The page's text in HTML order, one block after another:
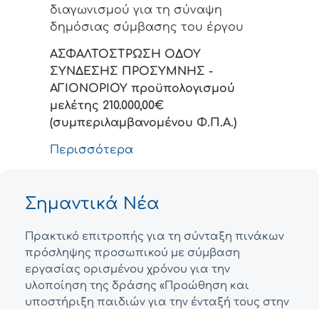
διαγωνισμού για τη σύναψη
δημόσιας σύμβασης του έργου
ΑΣΦΑΛΤΟΣΤΡΩΣΗ ΟΔΟΥ
ΣΥΝΔΕΣΗΣ ΠΡΟΣΥΜΝΗΣ -
ΑΓΙΟΝΟΡΙΟΥ προϋπολογισμού
μελέτης 210.000,00€
(συμπεριλαμβανομένου Φ.Π.Α.)
Περισσότερα
Σημαντικά Νέα
Πρακτικό επιτροπής για τη σύνταξη πινάκων
πρόσληψης προσωπικού με σύμβαση
εργασίας ορισμένου χρόνου για την
υλοποίηση της δράσης «Προώθηση και
υποστήριξη παιδιών για την ένταξή τους στην